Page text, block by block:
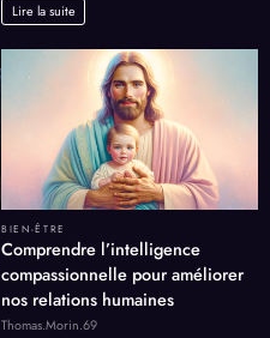
Lire la suite
BIEN-ÊTRE
Comprendre l’intelligence
compassionnelle pour améliorer
nos relations humaines
Thomas.Morin.69